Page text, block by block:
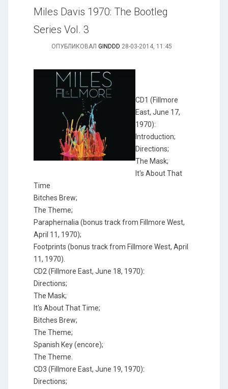
Miles Davis 1970: The Bootleg
Series Vol. 3
ОПУБЛИКОВАЛ GINDDD 28-03-2014, 11:45
CD1 (Fillmore
East, June 17,
1970):
Introduction;
Directions;
The Mask;
It's About That
Time
Bitches Brew;
The Theme;
Paraphernalia (bonus track from Fillmore West,
April 11, 1970);
Footprints (bonus track from Fillmore West, April
11, 1970).
CD2 (Fillmore East, June 18, 1970):
Directions;
The Mask;
It's About That Time;
Bitches Brew;
The Theme;
Spanish Key (encore);
The Theme.
CD3 (Fillmore East, June 19, 1970):
Directions;